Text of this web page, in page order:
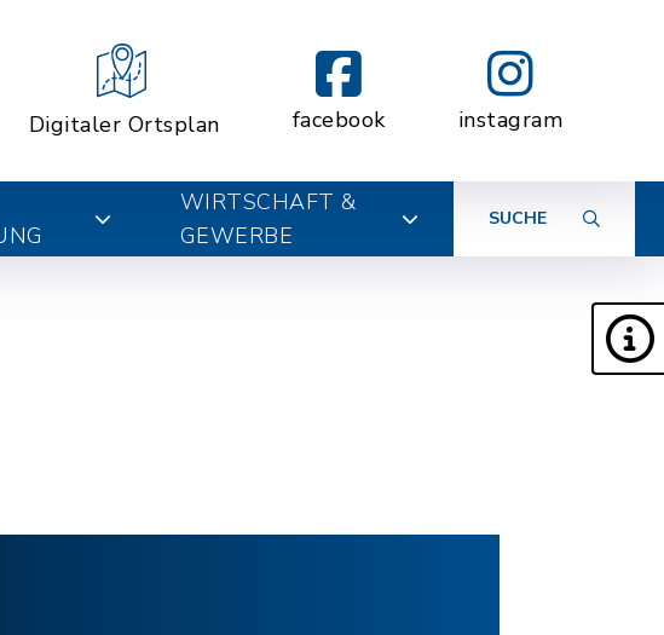
Digitaler Ortsplan facebook instagram
WIRTSCHAFT &
GEWERBE
SUCHE